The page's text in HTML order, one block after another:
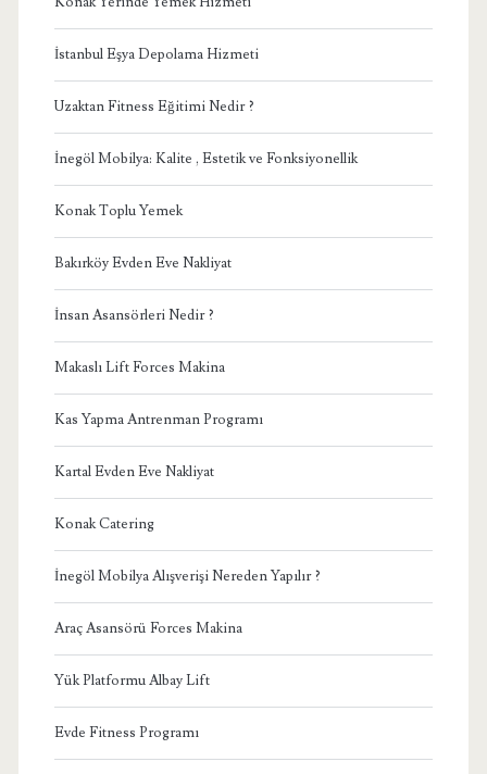
İstanbul Eşya Depolama Hizmeti
Uzaktan Fitness Eğitimi Nedir ?
İnegöl Mobilya: Kalite , Estetik ve Fonksiyonellik
Konak Toplu Yemek
Bakırköy Evden Eve Nakliyat
İnsan Asansörleri Nedir ?
Makaslı Lift Forces Makina
Kas Yapma Antrenman Programı
Kartal Evden Eve Nakliyat
Konak Catering
İnegöl Mobilya Alışverişi Nereden Yapılır ?
Araç Asansörü Forces Makina
Yük Platformu Albay Lift
Evde Fitness Programı